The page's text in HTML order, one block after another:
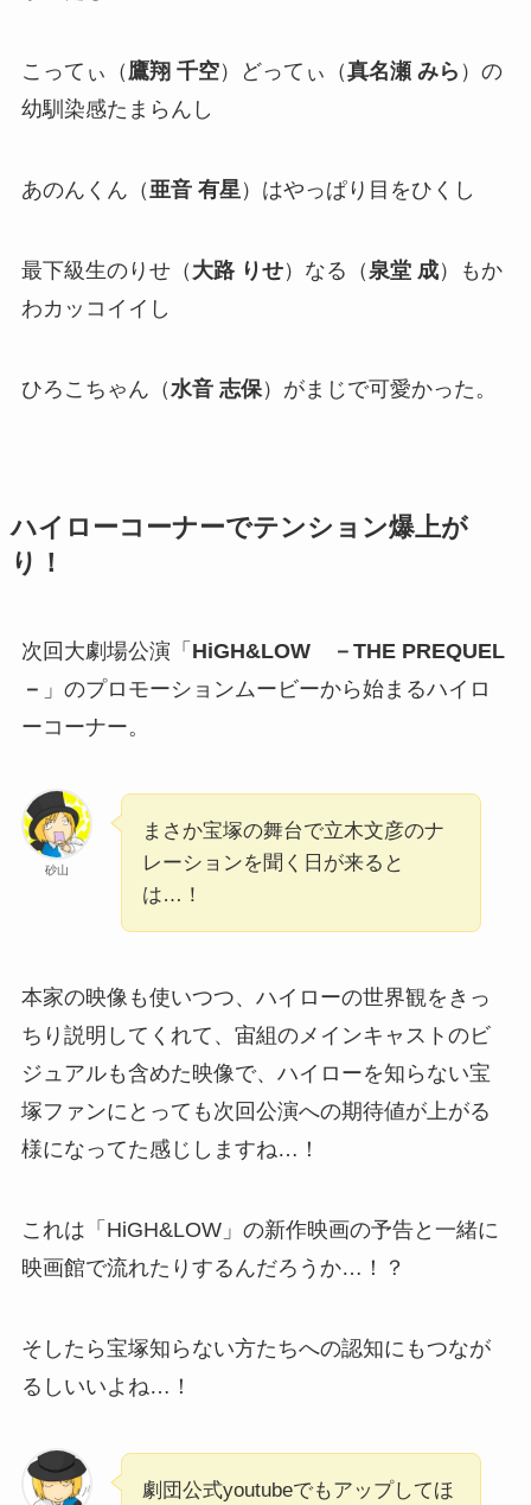
こってぃ（ 鷹翔 千空）どってぃ（真名瀬 みら ）の
幼馴染感たまらんし
あのんくん（亜音 有星）はやっぱり目をひくし
最下級生のりせ（ 大路 りせ）なる（ 泉堂 成）もか
わカッコイイし
ひろこちゃん（ 水音 志保）がまじで可愛かった。
ハイローコーナーでテンション爆上が
り！
次回大劇場公演「 HiGH&LOW －THE PREQUEL
－ 」のプロモーションムービーから始まるハイロ
ーコーナー。
砂山
まさか宝塚の舞台で立木文彦のナ
レーションを聞く日が来ると
は…！
本家の映像も使いつつ、ハイローの世界観をきっ
ちり説明してくれて、宙組のメインキャストのビ
ジュアルも含めた映像で、ハイローを知らない宝
塚ファンにとっても次回公演への期待値が上がる
様になってた感じしますね…！
これは「HiGH&LOW」の新作映画の予告と一緒に
映画館で流れたりするんだろうか…！？
そしたら宝塚知らない方たちへの認知にもつなが
るしいいよね…！
劇団公式youtubeでもアップしてほ